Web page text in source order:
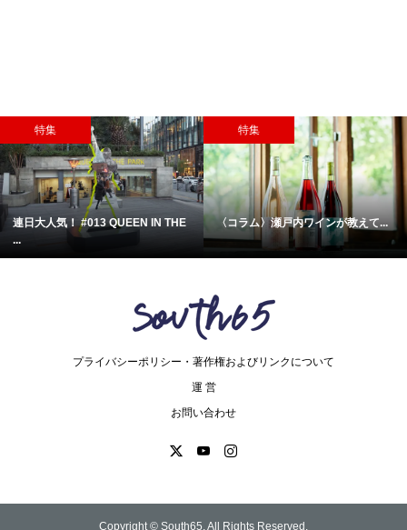
特集
連日大人気！ #013 QUEEN IN THE
...
特集
〈コラム〉瀬戸内ワインが教えて...
プライバシーポリシー・著作権およびリンクについて
運 営
お問い合わせ
Copyright © South65. All Rights Reserved.